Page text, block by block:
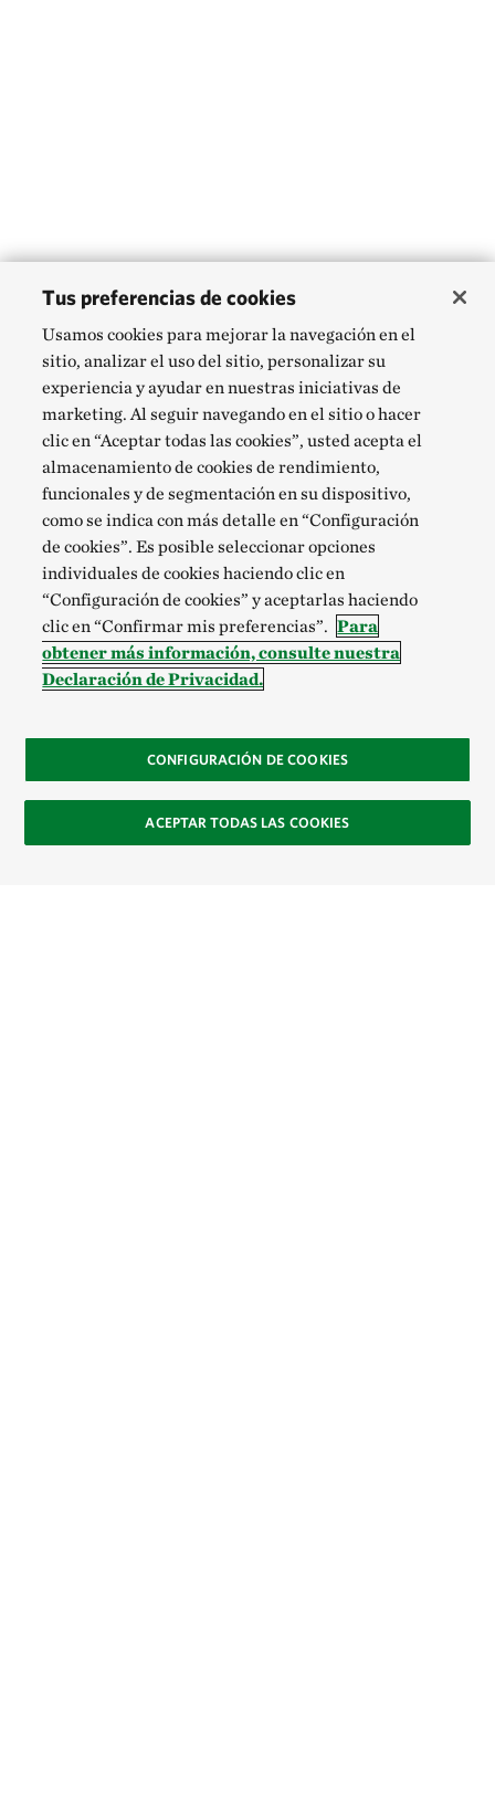
Tus preferencias de cookies
Usamos cookies para mejorar la navegación en el
sitio, analizar el uso del sitio, personalizar su
experiencia y ayudar en nuestras iniciativas de
marketing. Al seguir navegando en el sitio o hacer
clic en “Aceptar todas las cookies”, usted acepta el
almacenamiento de cookies de rendimiento,
funcionales y de segmentación en su dispositivo,
como se indica con más detalle en “Configuración
de cookies”. Es posible seleccionar opciones
individuales de cookies haciendo clic en
“Configuración de cookies” y aceptarlas haciendo
clic en “Confirmar mis preferencias”. Para
obtener más información, consulte nuestra
Declaración de Privacidad.
CONFIGURACIÓN DE COOKIES
ACEPTAR TODAS LAS COOKIES